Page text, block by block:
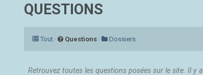
QUESTIONS
Tout · Questions · Dossiers
Retrouvez toutes les questions posées sur le site. Il y a